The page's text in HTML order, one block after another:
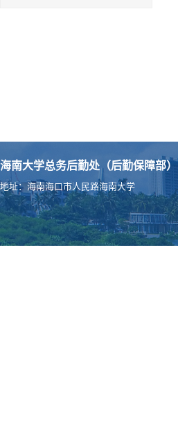
海南大学总务后勤处（后勤保障部）
地址：海南海口市人民路海南大学